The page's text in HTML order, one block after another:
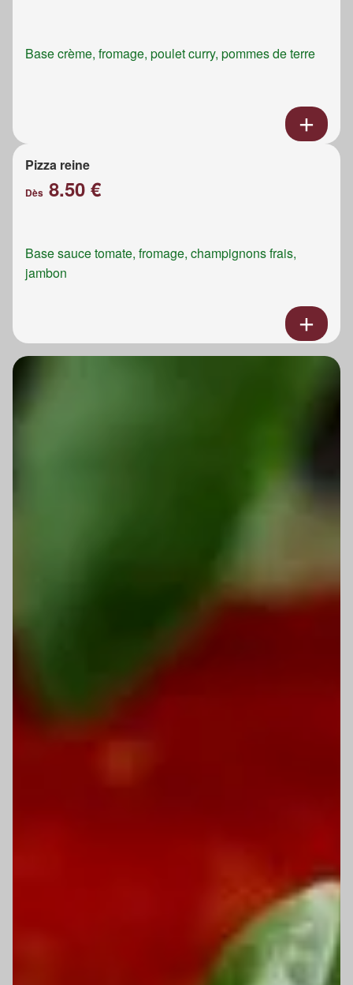
Base crème, fromage, poulet curry, pommes de terre
Pizza reine
Dès 8.50 €
Base sauce tomate, fromage, champignons frais,
jambon